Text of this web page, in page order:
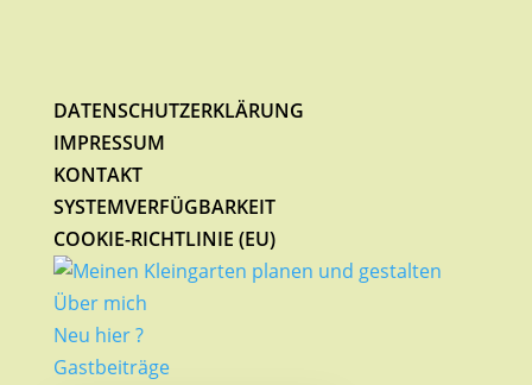
DATENSCHUTZERKLÄRUNG
IMPRESSUM
KONTAKT
SYSTEMVERFÜGBARKEIT
COOKIE-RICHTLINIE (EU)
Über mich
Neu hier ?
Gastbeiträge